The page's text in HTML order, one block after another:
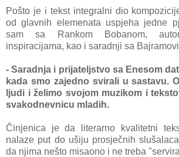
Pošto je i tekst integralni dio
od glavnih elemenata uspjeha jedne
sam sa Rankom Bobanom,
inspiracijama, kao i saradnji sa
- Saradnja i prijateljstvo sa Enesom
kada smo zajedno svirali u sastavu.
ljudi i želimo svojom muzikom i
svakodnevnicu mladih.
Činjenica je da literarno kvalitetni
nalaze put do ušiju prosječnih
da njima nešto misaono i ne treba